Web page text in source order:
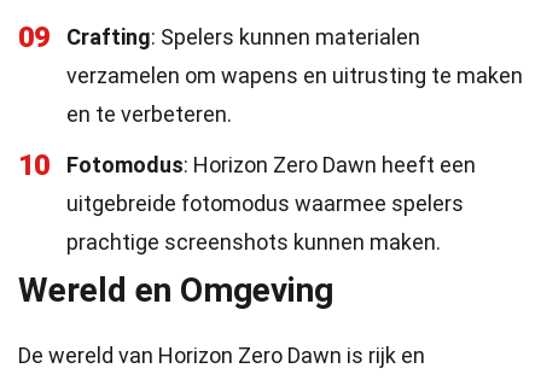
09 Crafting: Spelers kunnen materialen
verzamelen om wapens en uitrusting te maken
en te verbeteren.
10 Fotomodus: Horizon Zero Dawn heeft een
uitgebreide fotomodus waarmee spelers
prachtige screenshots kunnen maken.
Wereld en Omgeving
De wereld van Horizon Zero Dawn is rijk en